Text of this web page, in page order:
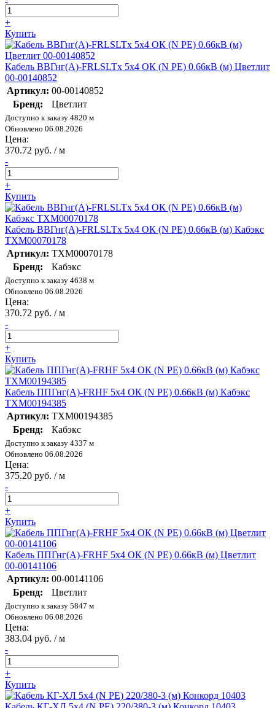
+
Купить
Кабель ВВГнг(А)-FRLSLTx 5х4 ОК (N PE) 0.66кВ (м) Цветлит
00-00140852
Артикул: 00-00140852
Бренд:
Цветлит
Доступно к заказу 4820 м
Обновлено 06.08.2026
Цена:
370.72 руб. / м
-
+
Купить
Кабель ВВГнг(А)-FRLSLTx 5х4 ОК (N PE) 0.66кВ (м) Кабэкс
ТХМ00070178
Артикул: ТХМ00070178
Бренд:
Кабэкс
Доступно к заказу 4638 м
Обновлено 06.08.2026
Цена:
370.72 руб. / м
-
+
Купить
Кабель ППГнг(А)-FRHF 5х4 ОК (N PE) 0.66кВ (м) Кабэкс
ТХМ00194385
Артикул: ТХМ00194385
Бренд:
Кабэкс
Доступно к заказу 4337 м
Обновлено 06.08.2026
Цена:
375.20 руб. / м
-
+
Купить
Кабель ППГнг(А)-FRHF 5х4 ОК (N PE) 0.66кВ (м) Цветлит
00-00141106
Артикул: 00-00141106
Бренд:
Цветлит
Доступно к заказу 5847 м
Обновлено 06.08.2026
Цена:
383.04 руб. / м
-
+
Купить